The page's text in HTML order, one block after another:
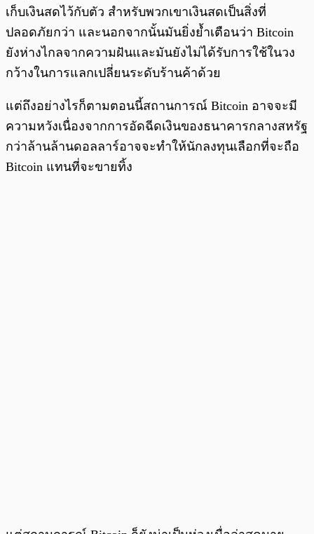
เก็บเงินสดไว้กับตัว สำหรับพวกเขาเงินสดเป็นสิ่งที่
ปลอดภัยกว่า และนอกจากนั้นมันยิ่งย้ำเตือนว่า Bitcoin
ยังห่างไกลจากความฝันและมันยังไม่ได้รับการใช้ในวง
กว้างในการแลกเปลี่ยนระดับร้านค้าด้วย
แต่ถึงอย่างไรก็ตามตอนนี้สถานการณ์ Bitcoin อาจจะมี
ความหวังเนื่องจากการอัดฉีดเงินของธนาคารกลางสหรัฐ
กว่าล้านล้านดอลลาร์อาจจะทำให้นักลงทุนเลือกที่จะถือ
Bitcoin แทนที่จะขายทิ้ง